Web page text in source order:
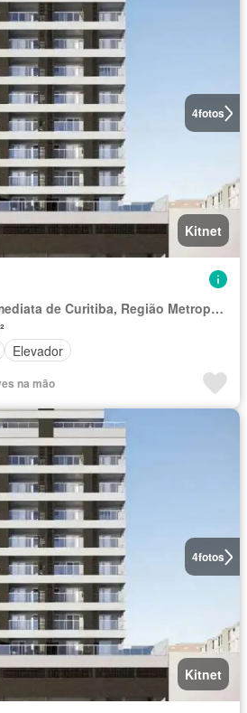
4fotos
Kitnet
Região Geográfica Imediata de Curitiba, Região Metropolitana de Curitiba
Elevador
na mão
4fotos
Kitnet